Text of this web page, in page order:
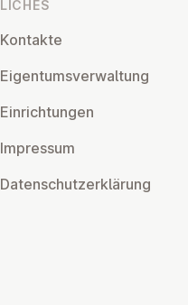
LICHES
Kontakte
Ei­gentums­ver­wal­tung
Ein­rich­tun­gen
Impressum
Datens­chutzerklärung